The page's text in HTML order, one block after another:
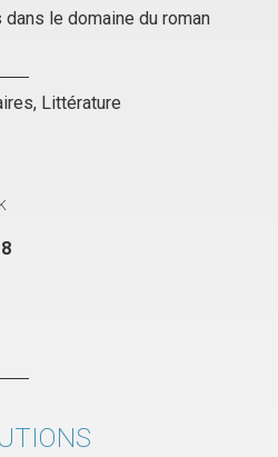
le domaine du roman
, Littérature